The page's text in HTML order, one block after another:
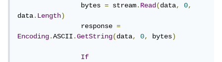
                bytes
= stream.Read(data, 0,
data.Length)
                response
=
Encoding.ASCII.GetString(data, 0, bytes)
If